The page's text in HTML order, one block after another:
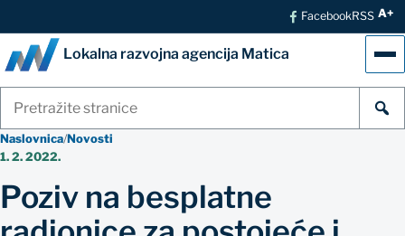
FacebookRSS A+
Lokalna razvojna agencija Matica
Naslovnica/Novosti
1. 2. 2022.
Poziv na besplatne